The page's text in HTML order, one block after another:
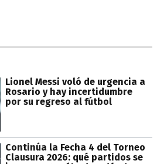
Lionel Messi voló de urgencia a
Rosario y hay incertidumbre
por su regreso al fútbol
Continúa la Fecha 4 del Torneo
Clausura 2026: qué partidos se